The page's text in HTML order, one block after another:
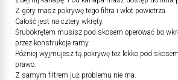
Z góry masz pokrywę tego filtra i wlot powietrza.
Całość jest na cztery wkręty.
Śrubokrętem musisz pod skosem operować bo
przez konstrukcje ramy.
Później wyjmujesz tą pokrywę też lekko pod
prawo.
Z samym filtrem już problemu nie ma.